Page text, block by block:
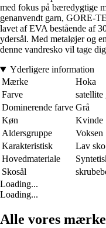
med fokus på bæredygtige
genanvendt garn, GORE-
lavet af EVA bestående af
ydersål. Med metaløjer og
denne vandresko vil tage
Yderligere information
Mærke
Hoka
Farve
satellite
Dominerende farve Grå
Køn
Kvinde
Aldersgruppe
Voksen
Karakteristisk
Lav sko
Hovedmateriale
Skosål
Loading...
Loading...
Alle vores